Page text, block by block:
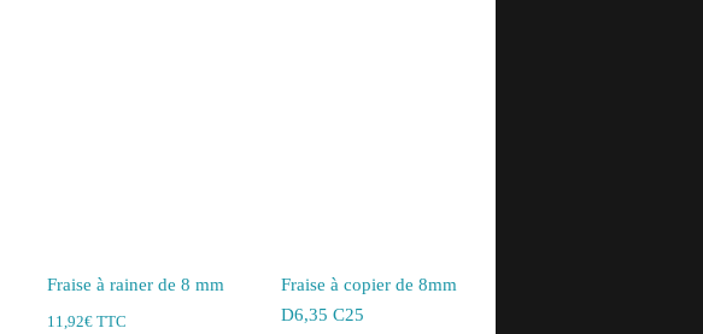
Fraise à rainer de 8 mm
11,92€ TTC
Fraise à copier de 8mm
D6,35 C25